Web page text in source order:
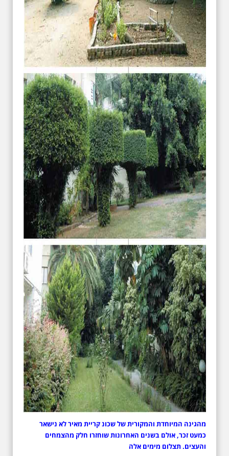
מהגינה המיוחדת והמקורית של שכונ קריית מאיר לא נישאר
כמעט זכר, אולם בשנים האחרונות שוחזרו חלק מהצמחים
והעצים. תצלום מימים אלה